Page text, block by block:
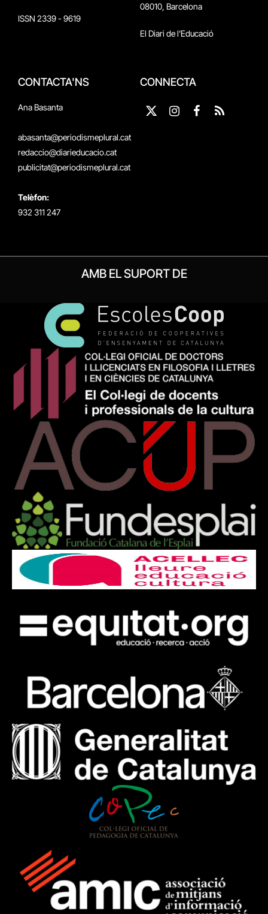
ISSN 2339 - 9619
08010, Barcelona
El Diari de l'Educació
CONTACTA'NS
Ana Basanta
abasanta@periodismeplural.cat
redaccio@diarieducacio.cat
publicitat@periodismeplural.cat
Telèfon:
932 311 247
CONNECTA
X
Instagram
Facebook
RSS
AMB EL SUPORT DE